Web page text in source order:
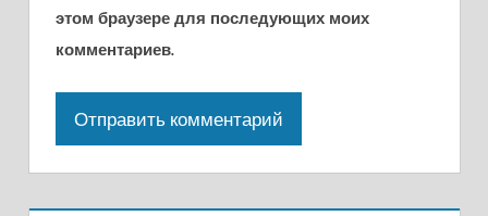
этом браузере для последующих моих
комментариев.